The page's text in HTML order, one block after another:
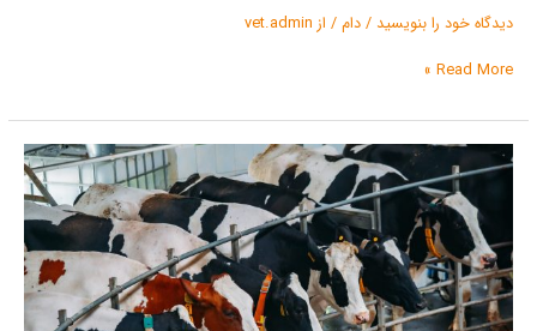
دیدگاه‌ خود را بنویسید / دام/ از vet.admin
Read More »
تنش
گله
گاوهای
شیری